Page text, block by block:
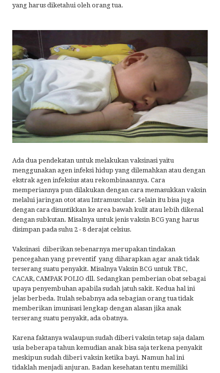
yang harus diketahui oleh orang tua.
Ada dua pendekatan untuk melakukan vaksinasi yaitu
menggunakan agen infeksi hidup yang dilemahkan atau dengan
ekstrak agen infeksius atau rekombinaannya. Cara
memperiannya pun dilakukan dengan cara memasukkan vaksin
melalui jaringan otot atau Intramuscular. Selain itu bisa juga
dengan cara disuntikkan ke area bawah kulit atau lebih dikenal
dengan subkutan. Misalnya untuk jenis vaksin BCG yang harus
disimpan pada suhu 2 - 8 derajat celsius.
Vaksinasi diberikan sebenarnya merupakan tindakan
pencegahan yang preventif yang diharapkan agar anak tidak
terserang suatu penyakit. Misalnya Vaksin BCG untuk TBC,
CACAR, CAMPAK POLIO dll. Sedangkan pemberian obat sebagai
upaya penyembuhan apabila sudah jatuh sakit. Kedua hal ini
jelas berbeda. Itulah sebabnya ada sebagian orang tua tidak
memberikan imunisasi lengkap dengan alasan jika anak
terserang suatu penyakit, ada obatnya.
Karena faktanya walaupun sudah diberi vaksin tetap saja dalam
usia beberapa tahun kemudian anak bisa saja terkena penyakit
meskipun sudah diberi vaksin ketika bayi. Namun hal ini
tidaklah menjadi anjuran. Badan kesehatan tentu memiliki